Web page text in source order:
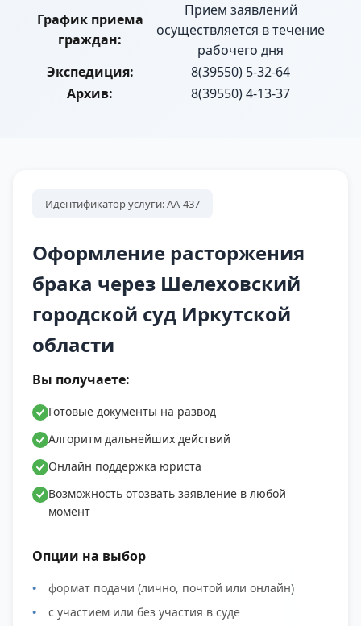
График приема
граждан:
Прием заявлений
осуществляется в течение
рабочего дня
Экспедиция:
8(39550) 5-32-64
Архив:
8(39550) 4-13-37
Идентификатор услуги: АА-437
Оформление расторжения
брака через Шелеховский
городской суд Иркутской
области
Вы получаете:
Готовые документы на развод
Алгоритм дальнейших действий
Онлайн поддержка юриста
Возможность отозвать заявление в любой
момент
Опции на выбор
формат подачи (лично, почтой или онлайн)
с участием или без участия в суде